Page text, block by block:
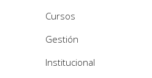
Cursos
Gestión
Institucional